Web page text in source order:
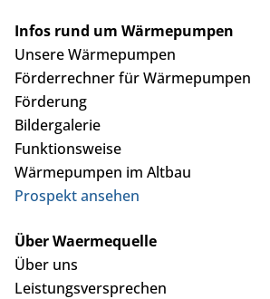
Infos rund um Wärmepumpen
Unsere Wärmepumpen
Förderrechner für Wärmepumpen
Förderung
Bildergalerie
Funktionsweise
Wärmepumpen im Altbau
Prospekt ansehen
Über Waermequelle
Über uns
Leistungsversprechen